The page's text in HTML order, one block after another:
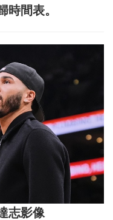
時間表。
志影像